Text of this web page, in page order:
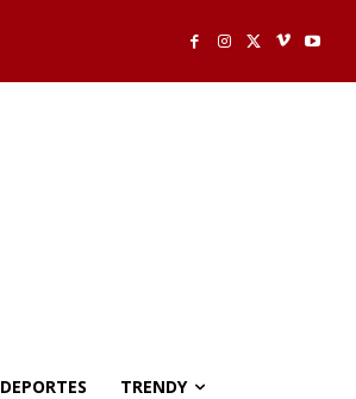
DEPORTES TRENDY